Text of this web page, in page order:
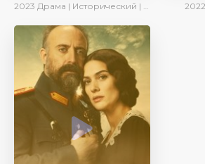
2023 Драма | Исторический | Сериалы 2023 2022